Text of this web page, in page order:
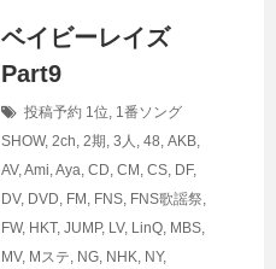
ベイビーレイズ
Part9
投稿予約 1位, 1番ソング
SHOW, 2ch, 2期 , 3人 , 48, AKB,
AV,Ami,Aya, CD, CM , CS, DF,
DV, DVD, FM , FNS, FNS歌謡祭,
FW, HKT, JUMP, LV, LinQ, MBS,
MV, Mステ, NG, NHK, NY,